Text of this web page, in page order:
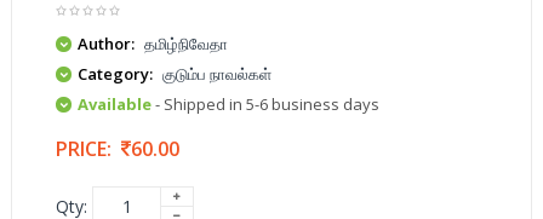
Author: தமிழ்நிவேதா
Category: குடும்ப நாவல்கள்
Available- Shipped in 5-6 business days
PRICE: 60.00
Qty: